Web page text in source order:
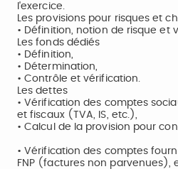
l'exercice.
Les provisions pour risques et
• Définition, notion de risque et
Les fonds dédiés
• Définition,
• Détermination,
• Contrôle et vérification.
Les dettes
• Vérification des comptes
et fiscaux (TVA, IS, etc.),
• Calcul de la provision pour
• Vérification des comptes
FNP (factures non parvenues),